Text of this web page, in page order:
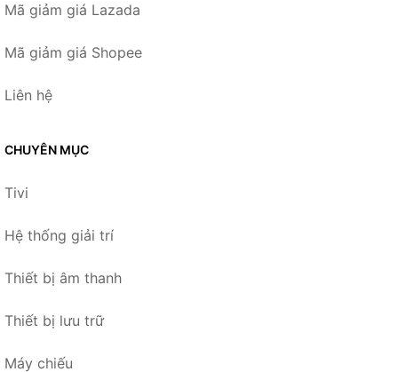
Mã giảm giá Lazada
Mã giảm giá Shopee
Liên hệ
CHUYÊN MỤC
Tivi
Hệ thống giải trí
Thiết bị âm thanh
Thiết bị lưu trữ
Máy chiếu